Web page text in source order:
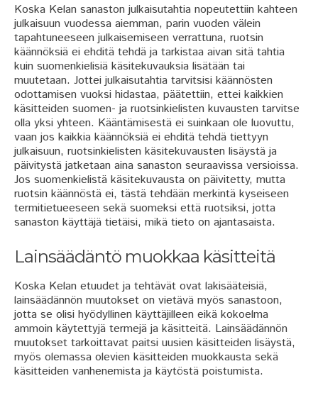
Koska Kelan sanaston julkaisutahtia nopeutettiin kahteen
julkaisuun vuodessa aiemman, parin vuoden välein
tapahtuneeseen julkaisemiseen verrattuna, ruotsin
käännöksiä ei ehditä tehdä ja tarkistaa aivan sitä tahtia
kuin suomenkielisiä käsitekuvauksia lisätään tai
muutetaan. Jottei julkaisutahtia tarvitsisi käännösten
odottamisen vuoksi hidastaa, päätettiin, ettei kaikkien
käsitteiden suomen- ja ruotsinkielisten kuvausten tarvitse
olla yksi yhteen. Kääntämisestä ei suinkaan ole luovuttu,
vaan jos kaikkia käännöksiä ei ehditä tehdä tiettyyn
julkaisuun, ruotsinkielisten käsitekuvausten lisäystä ja
päivitystä jatketaan aina sanaston seuraavissa versioissa.
Jos suomenkielistä käsitekuvausta on päivitetty, mutta
ruotsin käännöstä ei, tästä tehdään merkintä kyseiseen
termitietueeseen sekä suomeksi että ruotsiksi, jotta
sanaston käyttäjä tietäisi, mikä tieto on ajantasaista.
Lainsäädäntö muokkaa käsitteitä
Koska Kelan etuudet ja tehtävät ovat lakisääteisiä,
lainsäädännön muutokset on vietävä myös sanastoon,
jotta se olisi hyödyllinen käyttäjilleen eikä kokoelma
ammoin käytettyjä termejä ja käsitteitä. Lainsäädännön
muutokset tarkoittavat paitsi uusien käsitteiden lisäystä,
myös olemassa olevien käsitteiden muokkausta sekä
käsitteiden vanhenemista ja käytöstä poistumista.